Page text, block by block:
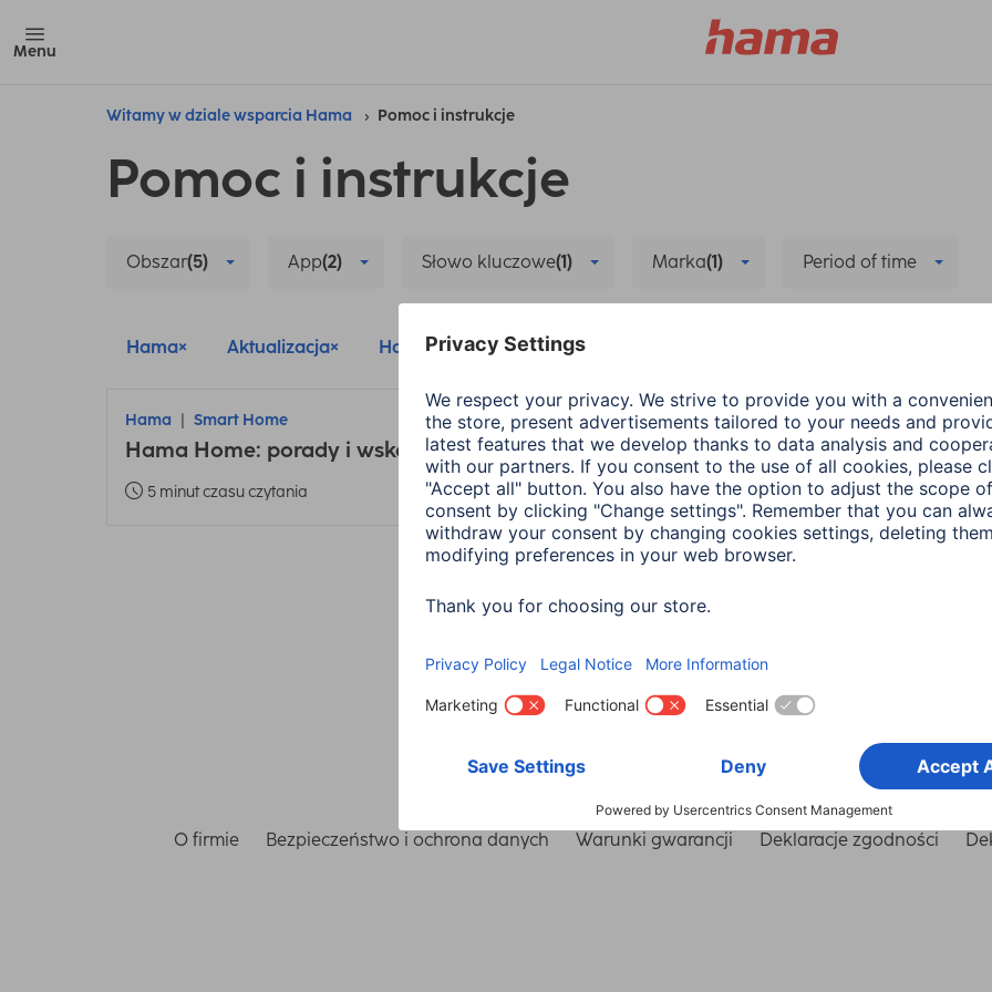
Menu
Witamy w dziale wsparcia Hama Pomoc i instrukcje
Pomoc i instrukcje
Obszar(5) App(2) Słowo kluczowe(1) Marka(1) Period of time
Hama Aktualizacja Hama Home Smart Home
Hama Smart Home
Hama Home: porady i wskazówki dotyczące nowej aplikacji
5 minut czasu czytania
O firmie Bezpieczeństwo i ochrona danych Warunki gwarancji Deklaracje zgodności